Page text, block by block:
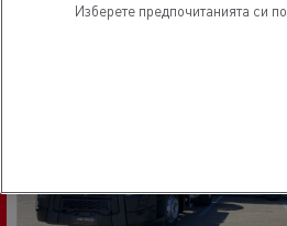
Изберете предпочитанията си